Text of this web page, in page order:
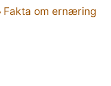
Fakta om ernæring